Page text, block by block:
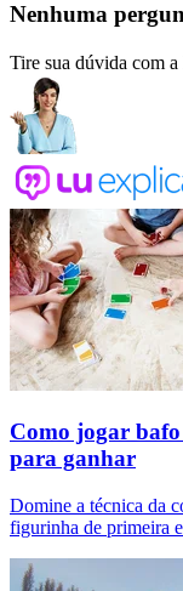
Nenhuma
Tire sua dúvida com
Como jogar
para ganhar
Domine a técnica da
figurinha de primeira